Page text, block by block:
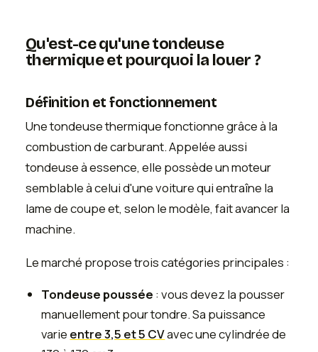
Qu'est-ce qu'une tondeuse
thermique et pourquoi la louer ?
Définition et fonctionnement
Une tondeuse thermique fonctionne grâce à la
combustion de carburant. Appelée aussi
tondeuse à essence, elle possède un moteur
semblable à celui d'une voiture qui entraîne la
lame de coupe et, selon le modèle, fait avancer la
machine.
Le marché propose trois catégories principales :
Tondeuse poussée : vous devez la pousser
manuellement pour tondre. Sa puissance
varie entre 3,5 et 5 CVavec une cylindrée de